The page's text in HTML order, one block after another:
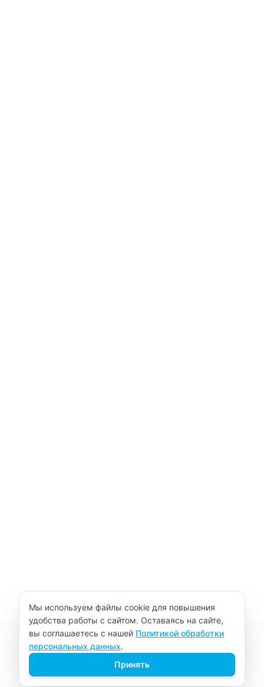
Уведомление об использовании cookie
Мы используем файлы cookie для повышения
удобства работы с сайтом. Оставаясь на сайте,
вы соглашаетесь с нашей Политикой обработки
персональных данных.
Принять